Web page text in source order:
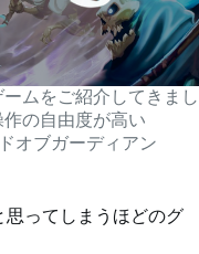
ムをご紹介してきまし
の自由度が高い
オブガーディアン
ってしまうほどのグ